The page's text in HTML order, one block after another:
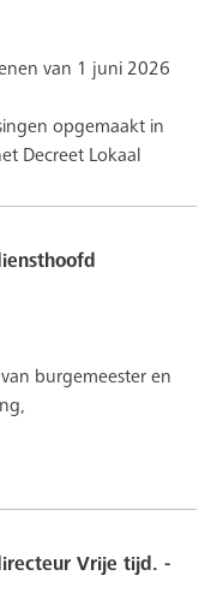
van 1 juni 2026
opgemaakt in
Decreet Lokaal
burgemeester en
Vrije tijd. -